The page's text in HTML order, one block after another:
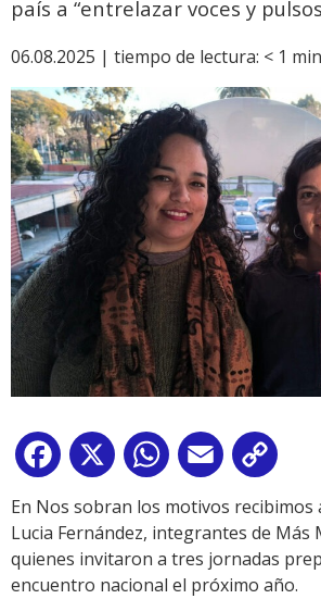
país a “entrelazar voces y
06.08.2025 | tiempo de lectura: < 1
Facebook
X WhatsApp
Email
Link
En Nos sobran los motivos recibimos
Lucia Fernández, integrantes de Más
quienes invitaron a tres jornadas
encuentro nacional el próximo año.